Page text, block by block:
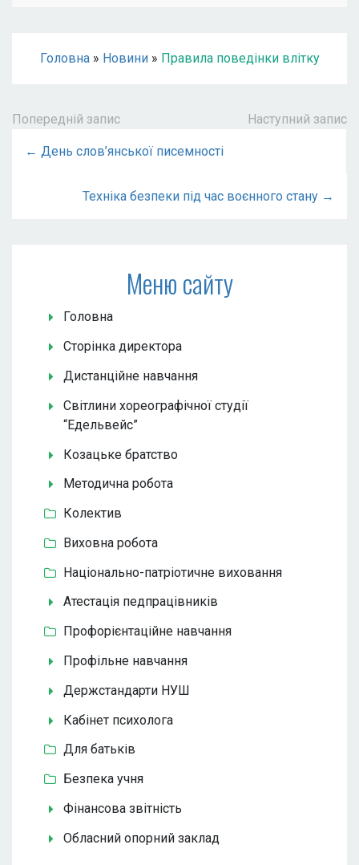
Головна» Новини» Правила поведінки влітку
Попередній запис Наступний запис
← День слов’янської писемності
Техніка безпеки під час воєнного стану →
Меню сайту
Головна
Сторінка директора
Дистанційне навчання
Світлини хореографічної студії
“Едельвейс”
Козацьке братство
Методична робота
Колектив
Виховна робота
Національно-патріотичне виховання
Атестація педпрацівників
Профорієнтаційне навчання
Профільне навчання
Держстандарти НУШ
Кабінет психолога
Для батьків
Безпека учня
Фінансова звітність
Обласний опорний заклад